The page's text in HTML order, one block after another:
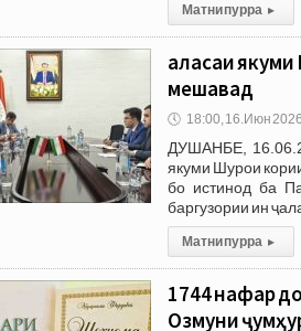
Матни пурра ▸
Ҷаласаи
мешавад
🕔 18:00, 16.Июн 2026
ДУШАНБЕ,
якуми Шурои
бо истинод ба
баргузории ин
Матни пурра ▸
1744 нафар
Озмуни